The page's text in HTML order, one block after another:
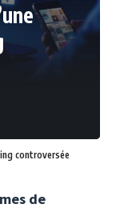
controversée
de